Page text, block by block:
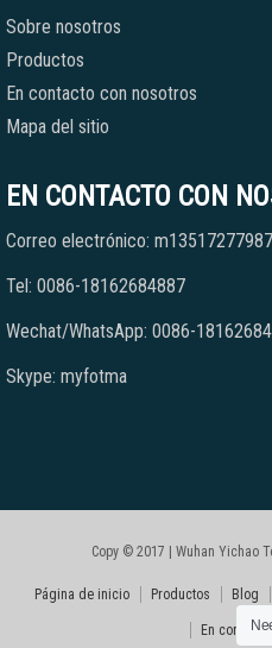
Sobre nosotros
Productos
En contacto con nosotros
Mapa del sitio
EN CONTACTO CON
Correo electrónico:
Tel: 0086-18162684887
Wechat/WhatsApp: 0086-
Skype: myfotma
Copy © 2017 | Wuhan Yichao
Página de inicio Productos Blog
En